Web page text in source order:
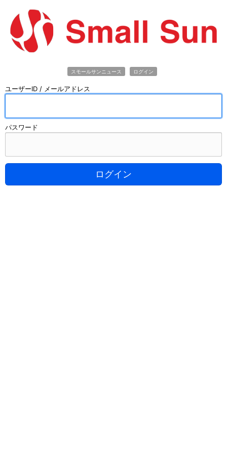
スモールサンニュース ログイン
ユーザーID / メールアドレス
パスワード
ログイン